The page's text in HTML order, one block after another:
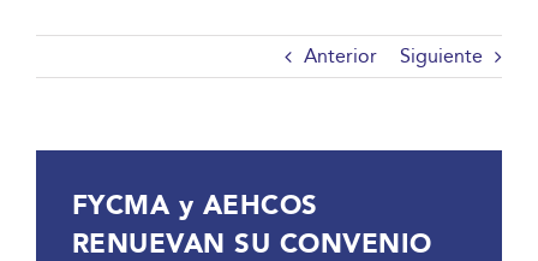
Anterior Siguiente
FYCMA y AEHCOS
RENUEVAN SU CONVENIO